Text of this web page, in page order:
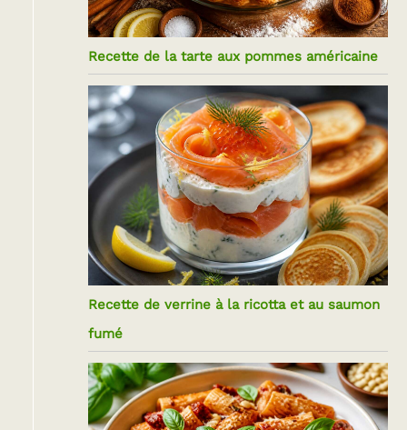
Recette de la tarte aux pommes américaine
Recette de verrine à la ricotta et au saumon
fumé